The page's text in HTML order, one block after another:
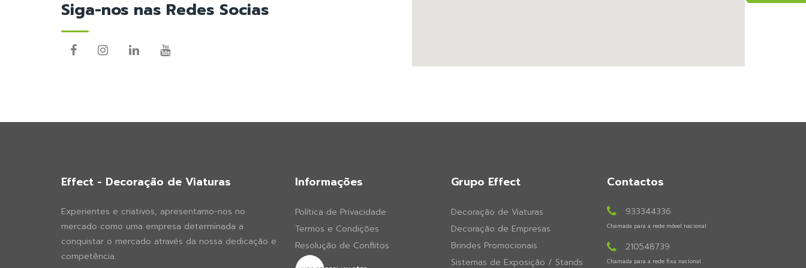
Siga-nos nas Redes Socias
Effect - Decoração de Viaturas
Experientes e criativos, apresentamo-nos no
mercado como uma empresa determinada a
conquistar o mercado através da nossa dedicação e
competência.
Informações
Política de Privacidade
Termos e Condições
Resolução de Conflitos
Grupo Effect
Decoração de Viaturas
Decoração de Empresas
Brindes Promocionais
Sistemas de Exposição / Stands
Contactos
933344336
Chamada para a rede móvel nacional
210548739
Chamada para a rede fixa nacional